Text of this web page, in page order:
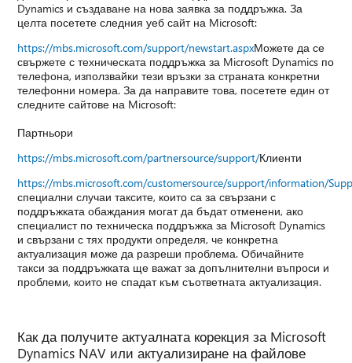
Dynamics и създаване на нова заявка за поддръжка. За
целта посетете следния уеб сайт на Microsoft:
https://mbs.microsoft.com/support/newstart.aspxМожете да се
свържете с техническата поддръжка за Microsoft Dynamics по
телефона, използвайки тези връзки за страната конкретни
телефонни номера. За да направите това, посетете един от
следните сайтове на Microsoft:
Партньори
https://mbs.microsoft.com/partnersource/support/Клиенти
https://mbs.microsoft.com/customersource/support/information/
специални случаи таксите, които са за свързани с
поддръжката обаждания могат да бъдат отменени, ако
специалист по техническа поддръжка за Microsoft Dynamics
и свързани с тях продукти определя, че конкретна
актуализация може да разреши проблема. Обичайните
такси за поддръжката ще важат за допълнителни въпроси и
проблеми, които не спадат към съответната актуализация.
Как да получите актуалната корекция за Microsoft
Dynamics NAV или актуализиране на файлове